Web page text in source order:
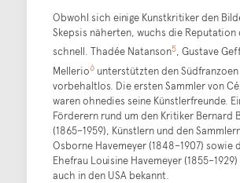
Obwohl sich einige Kunstkritiker den
Skepsis näherten, wuchs die Reputation
schnell. Thadée Natanson5, Gustave
Mellerio6unterstützten den Südfranzoen
vorbehaltlos. Die ersten Sammler von
waren ohnedies seine Künstlerfreunde.
Förderern rund um den Kritiker Bernard
(1865–1959), Künstlern und den
Osborne Havemeyer (1848–1907) sowie
Ehefrau Louisine Havemeyer
auch in den USA bekannt.